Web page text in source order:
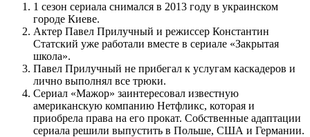
1 сезон сериала снимался в 2013 году в украинском
городе Киеве.
Актер Павел Прилучный и режиссер Константин
Статский уже работали вместе в сериале «Закрытая
школа».
Павел Прилучный не прибегал к услугам каскадеров и
лично выполнял все трюки.
Сериал «Мажор» заинтересовал известную
американскую компанию Нетфликс, которая и
приобрела права на его прокат. Собственные адаптации
сериала решили выпустить в Польше, США и Германии.